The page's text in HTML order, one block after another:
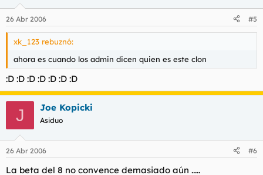
26 Abr 2006 #5
xk_123 rebuznó:
ahora es cuando los admin dicen quien es este clon
:D :D :D :D :D :D :D
J Joe Kopicki
Asiduo
26 Abr 2006 #6
La beta del 8 no convence demasiado aún .....